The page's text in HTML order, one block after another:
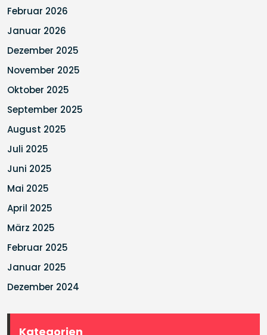
Februar 2026
Januar 2026
Dezember 2025
November 2025
Oktober 2025
September 2025
August 2025
Juli 2025
Juni 2025
Mai 2025
April 2025
März 2025
Februar 2025
Januar 2025
Dezember 2024
Kategorien